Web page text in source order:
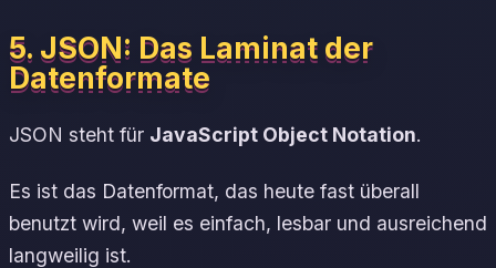
5. JSON: Das Laminat der
Datenformate
JSON steht für JavaScript Object Notation.
Es ist das Datenformat, das heute fast überall
benutzt wird, weil es einfach, lesbar und ausreichend
langweilig ist.